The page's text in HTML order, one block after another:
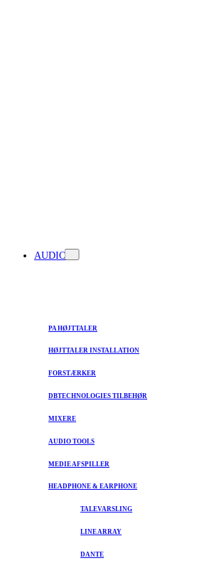
AUDIO
PA HØJTTALER
HØJTTALER INSTALLATION
FORSTÆRKER
DBTECHNOLOGIES TILBEHØR
MIXERE
AUDIO TOOLS
MEDIE AFSPILLER
HEADPHONE & EARPHONE
TALEVARSLING
LINE ARRAY
DANTE